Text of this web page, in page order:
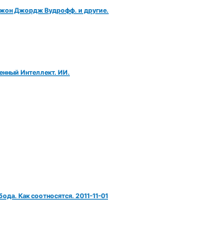
Джордж Вудрофф. и другие.
Интеллект. ИИ.
Как соотносятся. 2011-11-01